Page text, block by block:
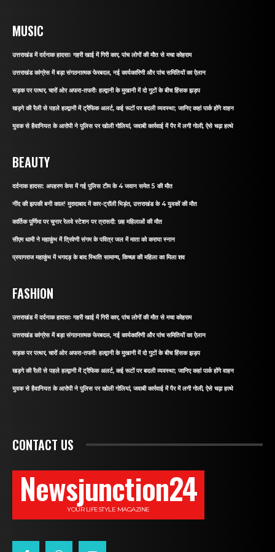
MUSIC
उत्तराखंड में दर्दनाक हादसाः गहरी खाई में गिरी कार, पांच लोगों की मौत से मचा कोहराम
उत्तराखंड कांग्रेस में बड़ा संगठनात्मक फेरबदल, नई कार्यकारिणी और पांच समितियों का ऐलान
सड़क पर पत्थर, चारों ओर अफरा-तफरीः हल्द्वानी के मुखानी में दो गुटों के बीच हिंसक झड़प
खड़गे की रैली से पहले हल्द्वानी में ट्रैफिक अलर्ट, कई रूटों पर बदली व्यवस्था; जानिए कहां पार्क होंगे वाहन
युवक से हैवानियत के आरोपी ने पुलिस पर खोली गोलियां, जवाबी कार्रवाई में पैर में लगी गोली, ऐसे चढ़ा हत्थे
BEAUTY
दर्दनाक हादसा: अपहरण केस में गई पुलिस टीम के 4 जवान समेत 5 की मौत
नींद की झपकी बनी काल! मुरादाबाद में कार-ट्रॉली भिड़ंत, उत्तराखंड के 4 युवकों की मौत
कार्तिक पूर्णिमा पर चुनार रेलवे स्टेशन पर त्रासदी: छह महिलाओं की मौत
सीएम धामी ने महाकुंभ में त्रिवेणी संगम के पवित्र जल में माता को कराया स्नान
प्रयागराज महाकुंभ में भगदड़ के बाद स्थिति सामान्य, किच्छा की महिला का मिला शव
FASHION
उत्तराखंड में दर्दनाक हादसाः गहरी खाई में गिरी कार, पांच लोगों की मौत से मचा कोहराम
उत्तराखंड कांग्रेस में बड़ा संगठनात्मक फेरबदल, नई कार्यकारिणी और पांच समितियों का ऐलान
सड़क पर पत्थर, चारों ओर अफरा-तफरीः हल्द्वानी के मुखानी में दो गुटों के बीच हिंसक झड़प
खड़गे की रैली से पहले हल्द्वानी में ट्रैफिक अलर्ट, कई रूटों पर बदली व्यवस्था; जानिए कहां पार्क होंगे वाहन
युवक से हैवानियत के आरोपी ने पुलिस पर खोली गोलियां, जवाबी कार्रवाई में पैर में लगी गोली, ऐसे चढ़ा हत्थे
CONTACT US
Newsjunction24
YOUR LIFESTYLE MAGAZINE